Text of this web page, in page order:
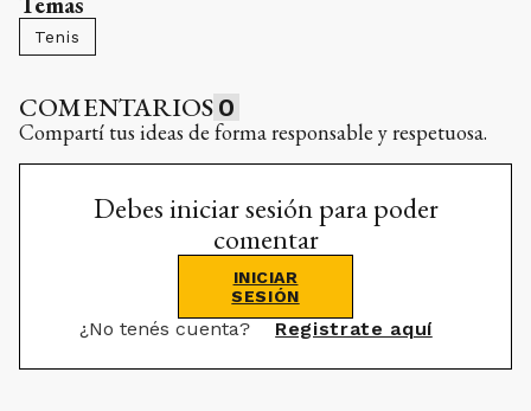
Tenis
COMENTARIOS 0
Compartí tus ideas de forma responsable y respetuosa.
Debes iniciar sesión para poder
comentar
INICIAR
SESIÓN
¿No tenés cuenta? Registrate aquí